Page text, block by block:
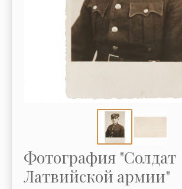
Фотография "Солдат
Латвийской армии"